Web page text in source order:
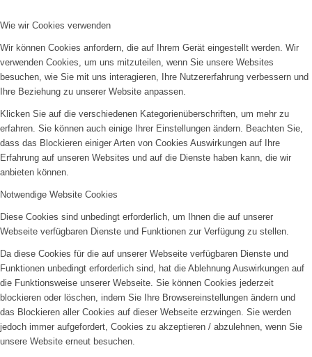
Wie wir Cookies verwenden
Wir können Cookies anfordern, die auf Ihrem Gerät eingestellt werden. Wir
verwenden Cookies, um uns mitzuteilen, wenn Sie unsere Websites
besuchen, wie Sie mit uns interagieren, Ihre Nutzererfahrung verbessern und
Ihre Beziehung zu unserer Website anpassen.
Klicken Sie auf die verschiedenen Kategorienüberschriften, um mehr zu
erfahren. Sie können auch einige Ihrer Einstellungen ändern. Beachten Sie,
dass das Blockieren einiger Arten von Cookies Auswirkungen auf Ihre
Erfahrung auf unseren Websites und auf die Dienste haben kann, die wir
anbieten können.
Notwendige Website Cookies
Diese Cookies sind unbedingt erforderlich, um Ihnen die auf unserer
Webseite verfügbaren Dienste und Funktionen zur Verfügung zu stellen.
Da diese Cookies für die auf unserer Webseite verfügbaren Dienste und
Funktionen unbedingt erforderlich sind, hat die Ablehnung Auswirkungen auf
die Funktionsweise unserer Webseite. Sie können Cookies jederzeit
blockieren oder löschen, indem Sie Ihre Browsereinstellungen ändern und
das Blockieren aller Cookies auf dieser Webseite erzwingen. Sie werden
jedoch immer aufgefordert, Cookies zu akzeptieren / abzulehnen, wenn Sie
unsere Website erneut besuchen.